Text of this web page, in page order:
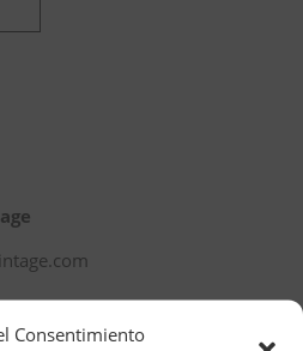
Consentimiento